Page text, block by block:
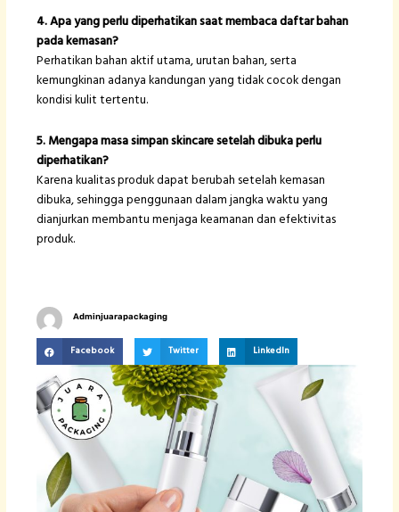
Adminjuarapackaging
Facebook Twitter LinkedIn
4. Apa yang perlu diperhatikan saat membaca daftar bahan
pada kemasan?
Perhatikan bahan aktif utama, urutan bahan, serta
kemungkinan adanya kandungan yang tidak cocok dengan
kondisi kulit tertentu.
5. Mengapa masa simpan skincare setelah dibuka perlu
diperhatikan?
Karena kualitas produk dapat berubah setelah kemasan
dibuka, sehingga penggunaan dalam jangka waktu yang
dianjurkan membantu menjaga keamanan dan efektivitas
produk.